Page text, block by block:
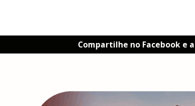
Compartilhe no Facebook e